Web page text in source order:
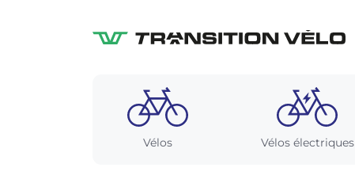
Vélos Vélos électriques